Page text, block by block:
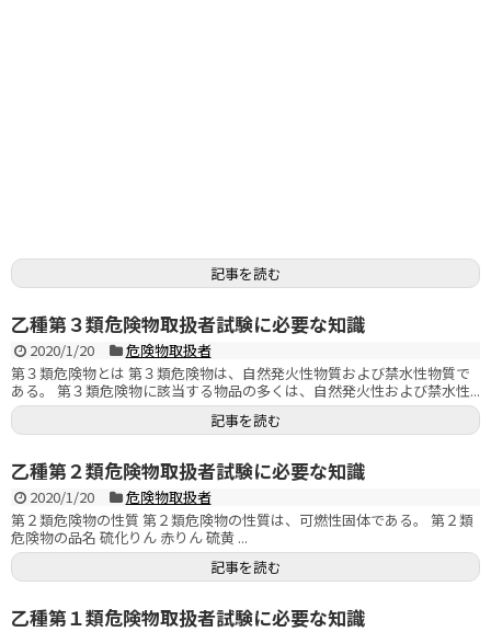
記事を読む
乙種第３類危険物取扱者試験に必要な知識
2020/1/20
危険物取扱者
第３類危険物とは 第３類危険物は、自然発火性物質および禁水性物質で
ある。 第３類危険物に該当する物品の多くは、自然発火性および禁水性...
記事を読む
乙種第２類危険物取扱者試験に必要な知識
2020/1/20
危険物取扱者
第２類危険物の性質 第２類危険物の性質は、可燃性固体である。 第２類
危険物の品名 硫化りん 赤りん 硫黄 ...
記事を読む
乙種第１類危険物取扱者試験に必要な知識